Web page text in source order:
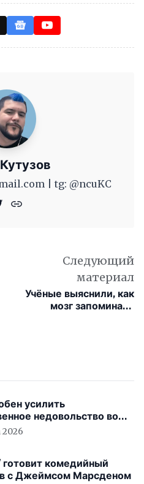
| tg: @ncuKC
Следующий
материал
Учёные выяснили, как
мозг запоминает
усилить
недовольство во
2026
готовит комедийный
с Джеймсом Марсденом